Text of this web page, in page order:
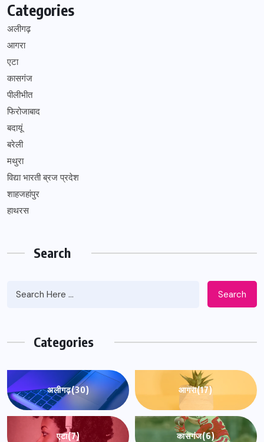
Categories
अलीगढ़
आगरा
एटा
कासगंज
पीलीभीत
फिरोजाबाद
बदायूं
बरेली
मथुरा
विद्या भारती ब्रज प्रदेश
शाहजहांपुर
हाथरस
Search
Search
Categories
अलीगढ़(30) आगरा(17)
एटा(7) कासगंज(6)